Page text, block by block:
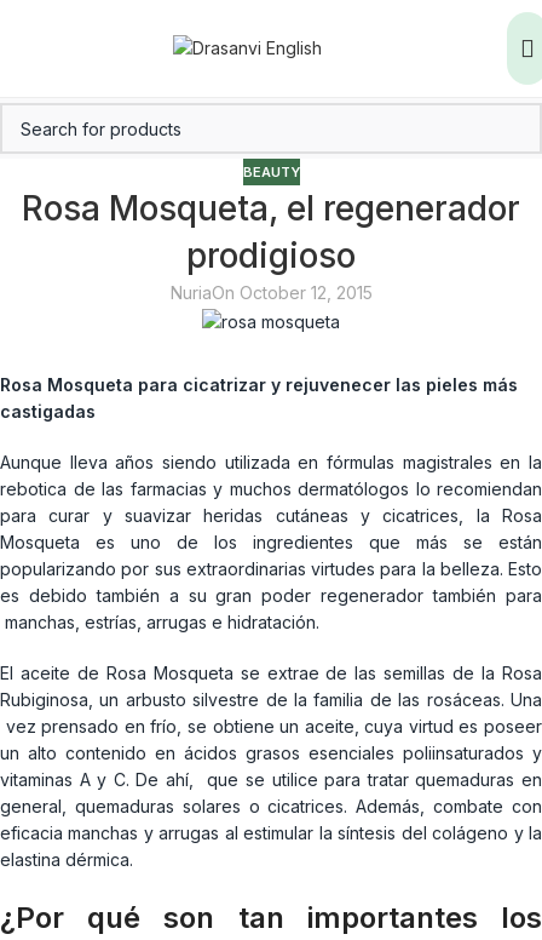
BEAUTY
Rosa Mosqueta, el regenerador
prodigioso
NuriaOn October 12, 2015
Rosa Mosqueta para cicatrizar y rejuvenecer las pieles más
castigadas
Aunque lleva años siendo utilizada en fórmulas magistrales en la
rebotica de las farmacias y muchos dermatólogos lo recomiendan
para curar y suavizar heridas cutáneas y cicatrices, la Rosa
Mosqueta es uno de los ingredientes que más se están
popularizando por sus extraordinarias virtudes para la belleza. Esto
es debido también a su gran poder regenerador también para
manchas, estrías, arrugas e hidratación.
El aceite de Rosa Mosqueta se extrae de las semillas de la Rosa
Rubiginosa, un arbusto silvestre de la familia de las rosáceas. Una
vez prensado en frío, se obtiene un aceite, cuya virtud es poseer
un alto contenido en ácidos grasos esenciales poliinsaturados y
vitaminas A y C. De ahí, que se utilice para tratar quemaduras en
general, quemaduras solares o cicatrices. Además, combate con
eficacia manchas y arrugas al estimular la síntesis del colágeno y la
elastina dérmica.
¿Por qué son tan importantes los